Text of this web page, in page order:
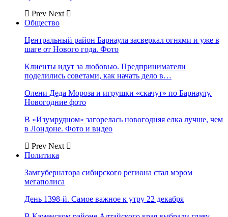
Prev Next
Общество
Центральный район Барнаула засверкал огнями и уже в
шаге от Нового года. Фото
Клиенты идут за любовью. Предприниматели
поделились советами, как начать дело в…
Олени Деда Мороза и игрушки «скачут» по Барнаулу.
Новогодние фото
В «Изумрудном» загорелась новогодняя елка лучше, чем
в Лондоне. Фото и видео
Prev Next
Политика
Замгубернатора сибирского региона стал мэром
мегаполиса
День 1398-й. Самое важное к утру 22 декабря